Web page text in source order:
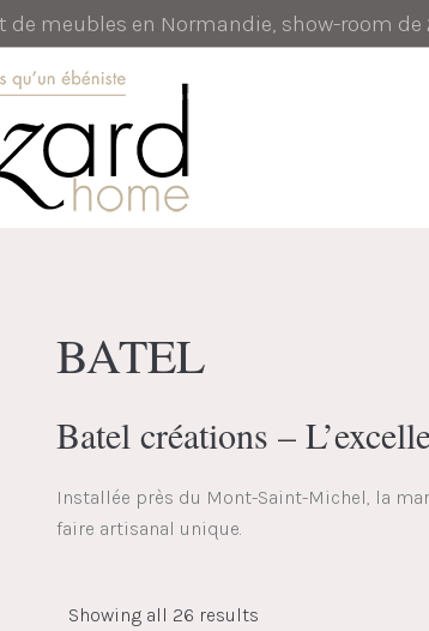
de meubles en Normandie, show-room de
BATEL
Batel créations –
Installée près du Mont-Saint-Michel, la
faire artisanal unique.
Showing all 26 results